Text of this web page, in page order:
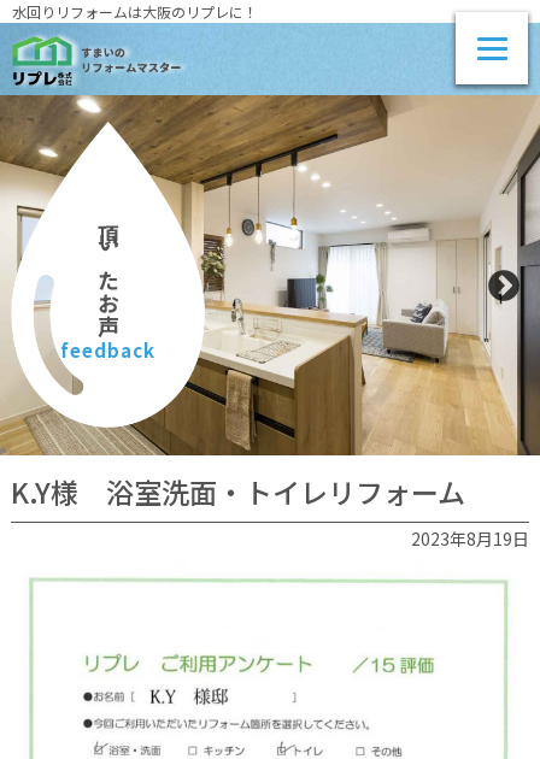
水回りリフォームは大阪のリプレに！
頂いたお声
feedback
K.Y様 浴室洗面・トイレリフォーム
2023年8月19日